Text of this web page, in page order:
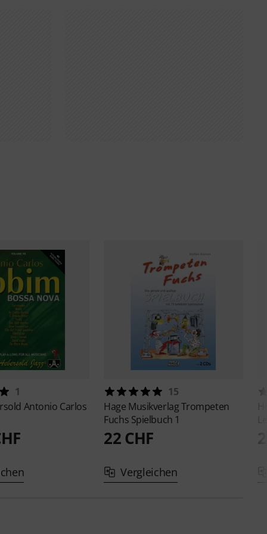
1
Antonio Carlos
15
Hage MusikverlagTrompeten
Fuchs Spielbuch 1
22 CHF
Vergleichen